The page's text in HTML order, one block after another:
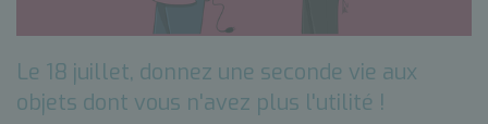
Le 18 juillet, donnez une seconde vie aux
objets dont vous n'avez plus l'utilité !